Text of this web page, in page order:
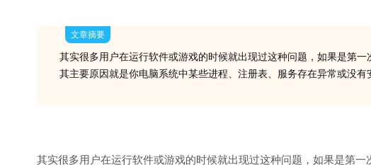
文章摘要
其实很多用户在运行软件或游戏的时候就出现过这种问题，如果是第
其主要原因就是你电脑系统中某些进程、注册表、服务存在异常或没有
其实很多用户在运行软件或游戏的时候就出现过这种问题，如果是第